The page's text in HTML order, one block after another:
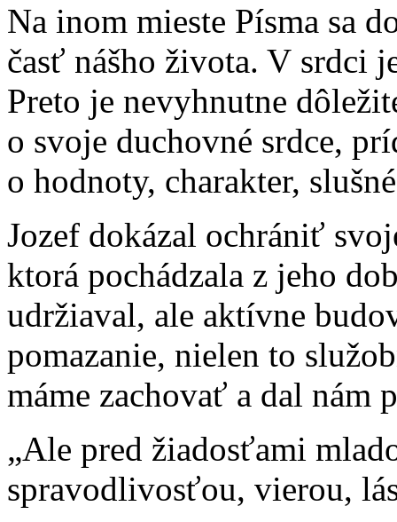
Na inom mieste Písma sa
časť nášho života. V srdci
Preto je nevyhnutne
o svoje duchovné srdce,
o hodnoty, charakter,
Jozef dokázal ochrániť
ktorá pochádzala z jeho
udržiaval, ale aktívne
pomazanie, nielen to
máme zachovať a dal nám
„Ale pred žiadosťami
spravodlivosťou, vierou,